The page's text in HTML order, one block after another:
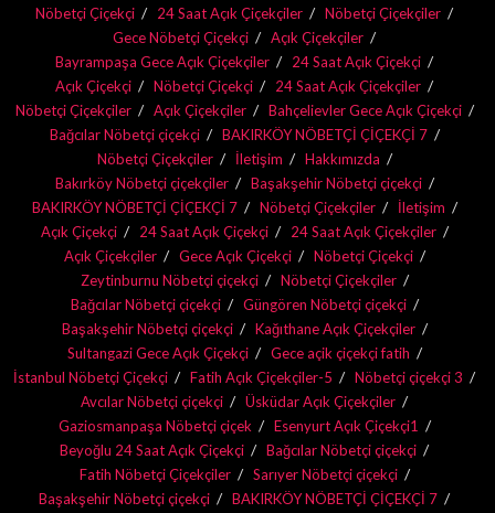
Nöbetçi Çiçekçi
24 Saat Açık Çiçekçiler
Nöbetçi Çiçekçiler
Gece Nöbetçi Çiçekçi
Açık Çiçekçiler
Bayrampaşa Gece Açık Çiçekçiler
24 Saat Açık Çiçekçi
Açık Çiçekçi
Nöbetçi Çiçekçi
24 Saat Açık Çiçekçiler
Nöbetçi Çiçekçiler
Açık Çiçekçiler
Bahçelievler Gece Açık Çiçekçi
Bağcılar Nöbetçi çiçekçi
BAKIRKÖY NÖBETÇİ ÇİÇEKÇİ 7
Nöbetçi Çiçekçiler
İletişim
Hakkımızda
Bakırköy Nöbetçi çiçekçiler
Başakşehir Nöbetçi çiçekçi
BAKIRKÖY NÖBETÇİ ÇİÇEKÇİ 7
Nöbetçi Çiçekçiler
İletişim
Açık Çiçekçi
24 Saat Açık Çiçekçi
24 Saat Açık Çiçekçiler
Açık Çiçekçiler
Gece Açık Çiçekçi
Nöbetçi Çiçekçi
Zeytinburnu Nöbetçi çiçekçi
Nöbetçi Çiçekçiler
Bağcılar Nöbetçi çiçekçi
Güngören Nöbetçi çiçekçi
Başakşehir Nöbetçi çiçekçi
Kağıthane Açık Çiçekçiler
Sultangazi Gece Açık Çiçekçi
Gece açik çiçekçi fatih
İstanbul Nöbetçi Çiçekçi
Fatih Açık Çiçekçiler-5
Nöbetçi çiçekçi 3
Avcılar Nöbetçi çiçekçi
Üsküdar Açık Çiçekçiler
Gaziosmanpaşa Nöbetçi çiçek
Esenyurt Açık Çiçekçi1
Beyoğlu 24 Saat Açık Çiçekçi
Bağcılar Nöbetçi çiçekçi
Fatih Nöbetçi Çiçekçiler
Sarıyer Nöbetçi çiçekçi
Başakşehir Nöbetçi çiçekçi
BAKIRKÖY NÖBETÇİ ÇİÇEKÇİ 7